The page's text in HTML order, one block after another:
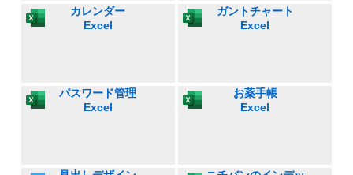
カレンダー
Excel
ガントチャート
Excel
パスワード管理
Excel
お薬手帳
Excel